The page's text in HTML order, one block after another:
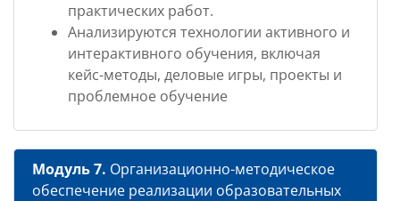
практических работ.
Анализируются технологии активного и
интерактивного обучения, включая
кейс-методы, деловые игры, проекты и
проблемное обучение
Модуль 7. Организационно-методическое
обеспечение реализации образовательных